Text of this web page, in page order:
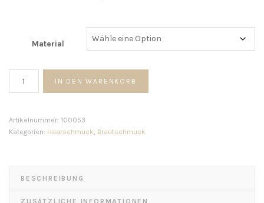
Material
IN DEN WARENKORB
Artikelnummer: 100053
Kategorien: Haarschmuck, Brautschmuck
BESCHREIBUNG
ZUSÄTZLICHE INFORMATIONEN